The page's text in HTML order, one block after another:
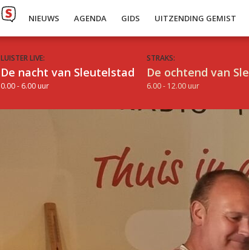
NIEUWS AGENDA GIDS UITZENDING GEMIST
LUISTER LIVE:
De nacht van Sleutelstad
0.00 - 6.00 uur
STRAKS:
De ochtend van
6.00 - 12.00 uur